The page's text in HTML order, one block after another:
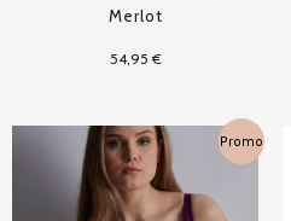
Merlot
54,95€
Promo
Le
prix
initial
était :
115,00 €.
est :
57,50 €.